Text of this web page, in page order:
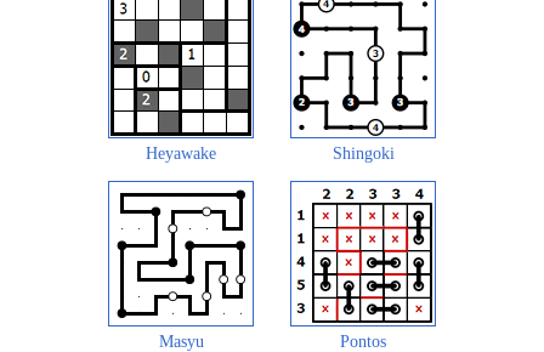
Heyawake Shingoki
Masyu Pontos